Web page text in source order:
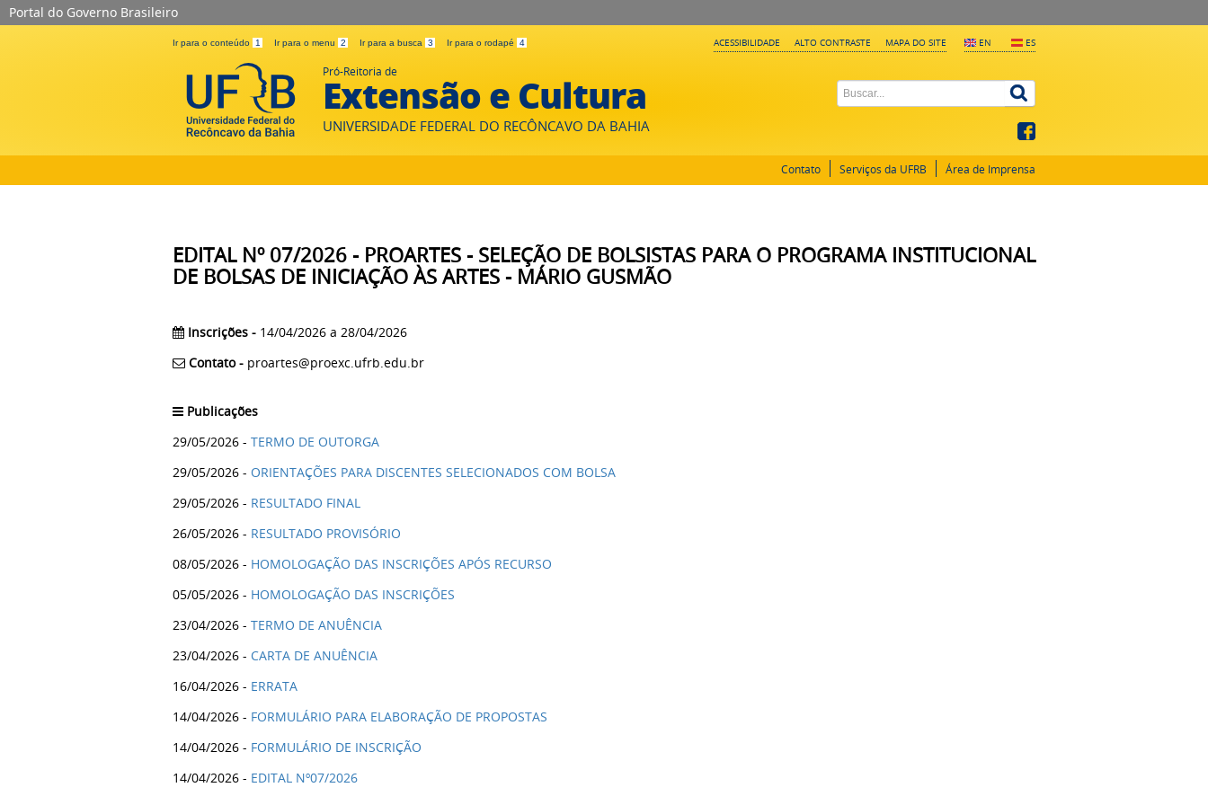
Portal do Governo Brasileiro
Ir para o conteúdo 1 Ir para o menu 2 Ir para a busca 3 Ir para o rodapé 4 EN ES
ACESSIBILIDADE ALTO CONTRASTE MAPA DO SITE
Pró-Reitoria de
Extensão e Cultura
UNIVERSIDADE FEDERAL DO RECÔNCAVO DA BAHIA
Contato Serviços da UFRB Área de Imprensa
EDITAL Nº 07/2026 - PROARTES - SELEÇÃO DE BOLSISTAS PARA O PROGRAMA INSTITUCIONAL
DE BOLSAS DE INICIAÇÃO ÀS ARTES - MÁRIO GUSMÃO
Inscrições - 14/04/2026 a 28/04/2026
Contato - proartes@proexc.ufrb.edu.br
Publicações
29/05/2026 - TERMO DE OUTORGA
29/05/2026 - ORIENTAÇÕES PARA DISCENTES SELECIONADOS COM BOLSA
29/05/2026 - RESULTADO FINAL
26/05/2026 - RESULTADO PROVISÓRIO
08/05/2026 - HOMOLOGAÇÃO DAS INSCRIÇÕES APÓS RECURSO
05/05/2026 - HOMOLOGAÇÃO DAS INSCRIÇÕES
23/04/2026 - TERMO DE ANUÊNCIA
23/04/2026 - CARTA DE ANUÊNCIA
16/04/2026 - ERRATA
14/04/2026 - FORMULÁRIO PARA ELABORAÇÃO DE PROPOSTAS
14/04/2026 - FORMULÁRIO DE INSCRIÇÃO
14/04/2026 - EDITAL Nº07/2026